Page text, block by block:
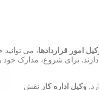
امور قراردادها، می
برای شروع، مدارک خود
وکیل اداره کار نقش